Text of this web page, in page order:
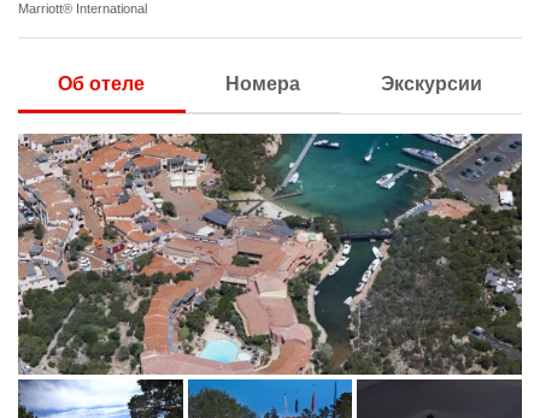
Marriott® International
Об отеле Номера Экскурсии